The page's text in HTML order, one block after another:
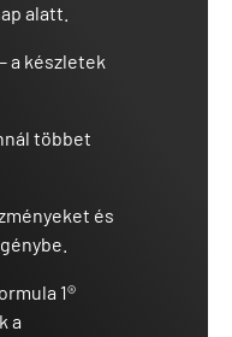
alatt.
a készletek
többet
és
1®
a